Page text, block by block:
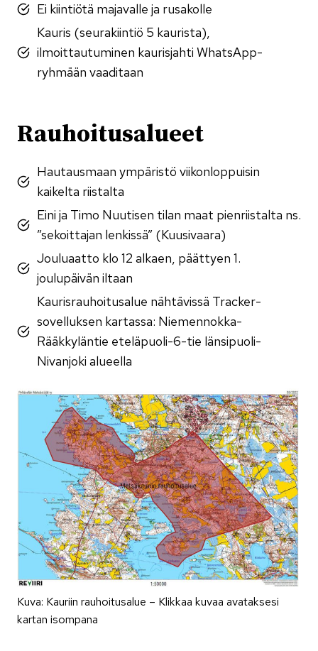
Ei kiintiötä majavalle ja rusakolle
Kauris (seurakiintiö 5 kaurista),
ilmoittautuminen kaurisjahti WhatsApp-
ryhmään vaaditaan
Rauhoitusalueet
Hautausmaan ympäristö viikonloppuisin
kaikelta riistalta
Eini ja Timo Nuutisen tilan maat pienriistalta ns.
”sekoittajan lenkissä” (Kuusivaara)
Jouluaatto klo 12 alkaen, päättyen 1.
joulupäivän iltaan
Kaurisrauhoitusalue nähtävissä Tracker-
sovelluksen kartassa: Niemennokka-
Rääkkyläntie eteläpuoli-6-tie länsipuoli-
Nivanjoki alueella
Kuva: Kauriin rauhoitusalue – Klikkaa kuvaa avataksesi
kartan isompana